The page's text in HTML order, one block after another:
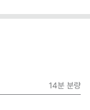
14분 분량